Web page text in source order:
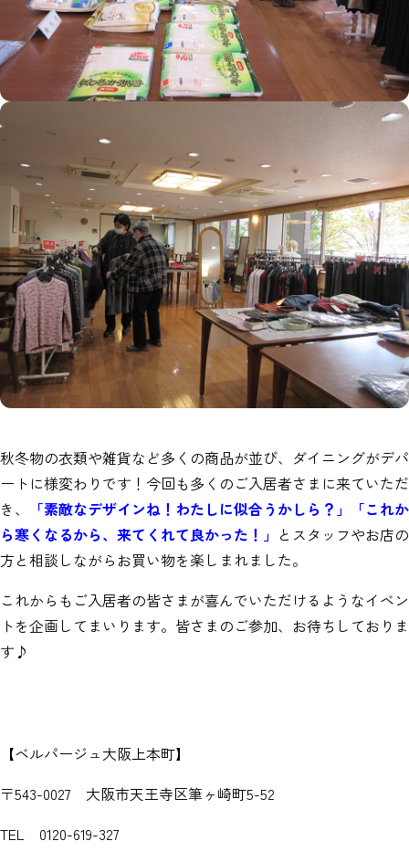
秋冬物の衣類や雑貨など多くの商品が並び、ダイニングがデパ
ートに様変わりです！今回も多くのご入居者さまに来ていただ
き、
「素敵なデザインね！わたしに似合うかしら？」「これか
ら寒くなるから、来てくれて良かった！」 とスタッフやお店の
方と相談しながらお買い物を楽しまれました。
これからもご入居者の皆さまが喜んでいただけるようなイベン
トを企画してまいります。皆さまのご参加、お待ちしておりま
す♪
【ベルパージュ大阪上本町】
〒543-0027 大阪市天王寺区筆ヶ崎町5-52
TEL 0120-619-327